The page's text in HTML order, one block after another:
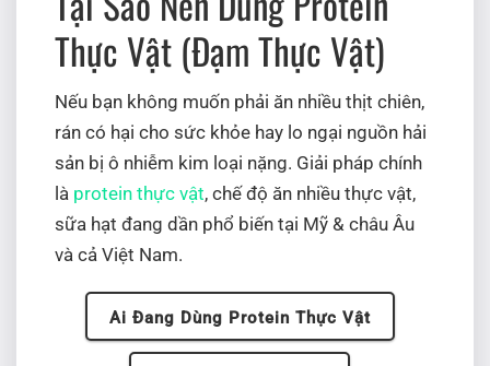
Thực Vật (Đạm Thực Vật)
Nếu bạn không muốn phải ăn nhiều thịt chiên,
rán có hại cho sức khỏe hay lo ngại nguồn hải
sản bị ô nhiễm kim loại nặng. Giải pháp chính
là protein thực vật, chế độ ăn nhiều thực vật,
sữa hạt đang dần phổ biến tại Mỹ & châu Âu
và cả Việt Nam.
Ai Đang Dùng Protein Thực Vật